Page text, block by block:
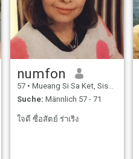
numfon
57 • Mueang Si Sa Ket, Sisaket, Thailand
Suche: Männlich 57 - 71
ใจดี ซื่อสัตย์ ร่าเริง